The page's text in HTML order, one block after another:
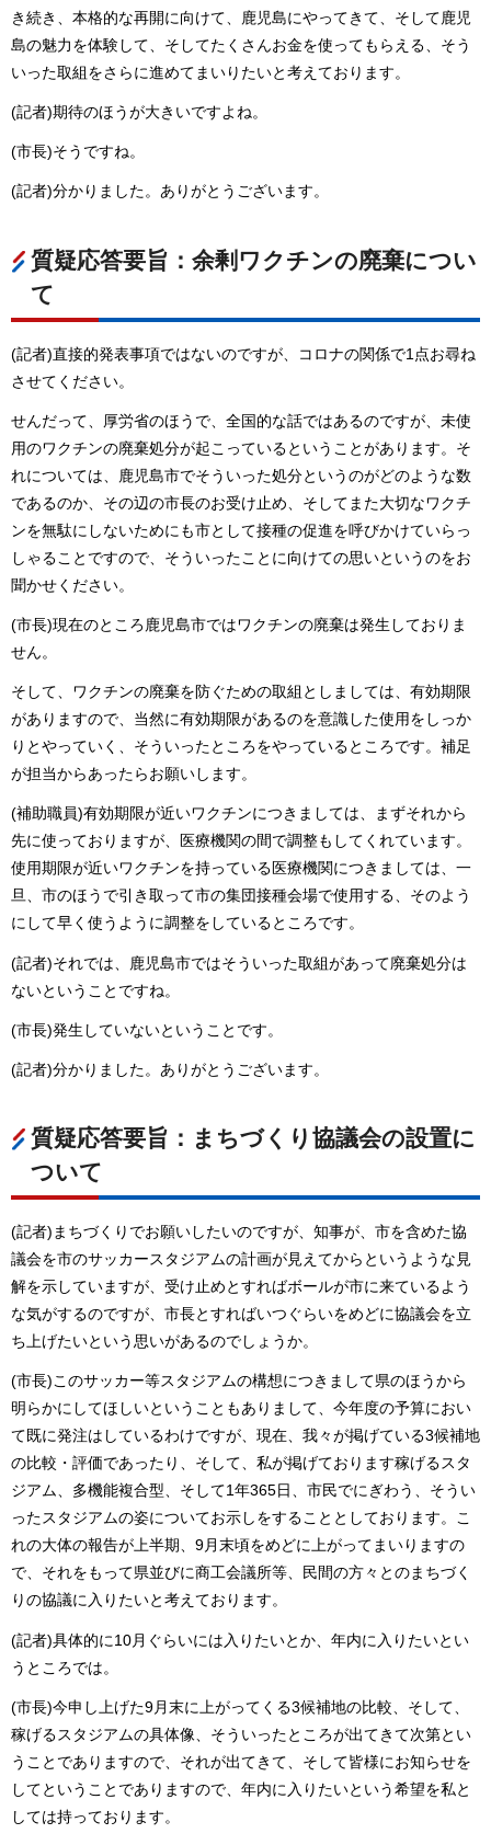
き続き、本格的な再開に向けて、鹿児島にやってきて、そして鹿児
島の魅力を体験して、そしてたくさんお金を使ってもらえる、そう
いった取組をさらに進めてまいりたいと考えております。
(記者)期待のほうが大きいですよね。
(市長)そうですね。
(記者)分かりました。ありがとうございます。
質疑応答要旨：余剰ワクチンの廃棄につい
て
(記者)直接的発表事項ではないのですが、コロナの関係で1点お尋ね
させてください。
せんだって、厚労省のほうで、全国的な話ではあるのですが、未使
用のワクチンの廃棄処分が起こっているということがあります。そ
れについては、鹿児島市でそういった処分というのがどのような数
であるのか、その辺の市長のお受け止め、そしてまた大切なワクチ
ンを無駄にしないためにも市として接種の促進を呼びかけていらっ
しゃることですので、そういったことに向けての思いというのをお
聞かせください。
(市長)現在のところ鹿児島市ではワクチンの廃棄は発生しておりま
せん。
そして、ワクチンの廃棄を防ぐための取組としましては、有効期限
がありますので、当然に有効期限があるのを意識した使用をしっか
りとやっていく、そういったところをやっているところです。補足
が担当からあったらお願いします。
(補助職員)有効期限が近いワクチンにつきましては、まずそれから
先に使っておりますが、医療機関の間で調整もしてくれています。
使用期限が近いワクチンを持っている医療機関につきましては、一
旦、市のほうで引き取って市の集団接種会場で使用する、そのよう
にして早く使うように調整をしているところです。
(記者)それでは、鹿児島市ではそういった取組があって廃棄処分は
ないということですね。
(市長)発生していないということです。
(記者)分かりました。ありがとうございます。
質疑応答要旨：まちづくり協議会の設置に
ついて
(記者)まちづくりでお願いしたいのですが、知事が、市を含めた協
議会を市のサッカースタジアムの計画が見えてからというような見
解を示していますが、受け止めとすればボールが市に来ているよう
な気がするのですが、市長とすればいつぐらいをめどに協議会を立
ち上げたいという思いがあるのでしょうか。
(市長)このサッカー等スタジアムの構想につきまして県のほうから
明らかにしてほしいということもありまして、今年度の予算におい
て既に発注はしているわけですが、現在、我々が掲げている3候補地
の比較・評価であったり、そして、私が掲げております稼げるスタ
ジアム、多機能複合型、そして1年365日、市民でにぎわう、そうい
ったスタジアムの姿についてお示しをすることとしております。こ
れの大体の報告が上半期、9月末頃をめどに上がってまいりますの
で、それをもって県並びに商工会議所等、民間の方々とのまちづく
りの協議に入りたいと考えております。
(記者)具体的に10月ぐらいには入りたいとか、年内に入りたいとい
うところでは。
(市長)今申し上げた9月末に上がってくる3候補地の比較、そして、
稼げるスタジアムの具体像、そういったところが出てきて次第とい
うことでありますので、それが出てきて、そして皆様にお知らせを
してということでありますので、年内に入りたいという希望を私と
しては持っております。